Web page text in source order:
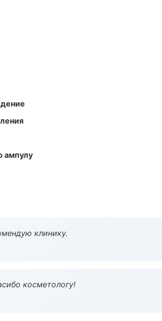
ампулу
клинику.
косметологу!